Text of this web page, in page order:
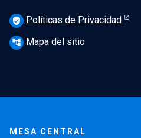
verified_user Políticas de Privacidad
account_tree Mapa del sitio
MESA CENTRAL